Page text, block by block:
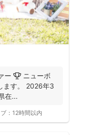
ー 🏆 ニューボ
ます。 2026年3
在...
： 12時間以内